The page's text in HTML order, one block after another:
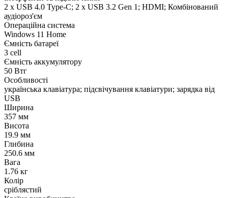
2 x USB 4.0 Type-C; 2 x USB 3.2 Gen 1; HDMI; Комбінований
аудіороз'єм
Операційна система
Windows 11 Home
Ємність батареї
3 cell
Ємність аккумулятору
50 Втг
Особливості
українська клавіатура; підсвічування клавіатури; зарядка від
USB
Ширина
357 мм
Висота
19.9 мм
Глибина
250.6 мм
Вага
1.76 кг
Колір
сріблястий